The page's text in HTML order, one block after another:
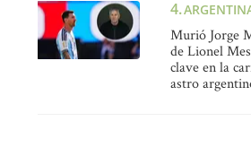
Murió Jorge
de Lionel
clave en la
astro